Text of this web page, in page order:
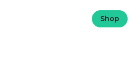
Shop